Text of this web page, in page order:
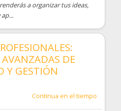
a organizar tus ideas,
DE
Y GESTIÓN
Continua en el tiempo